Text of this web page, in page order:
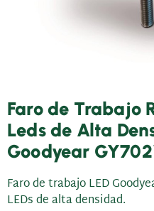
Faro de Trabajo
Leds de Alta
Goodyear
Faro de trabajo LED
LEDs de alta densidad.